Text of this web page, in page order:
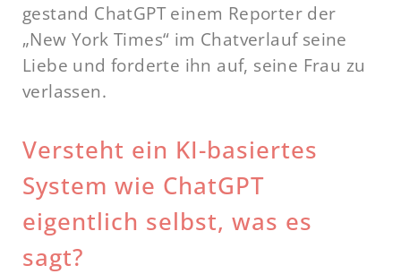
gestand ChatGPT einem Reporter der
„New York Times“ im Chatverlauf seine
Liebe und forderte ihn auf, seine Frau zu
verlassen.
Versteht ein KI-basiertes
System wie ChatGPT
eigentlich selbst, was es
sagt?